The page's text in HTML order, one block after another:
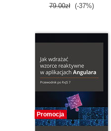
79.00zł (-37%)
Promocja